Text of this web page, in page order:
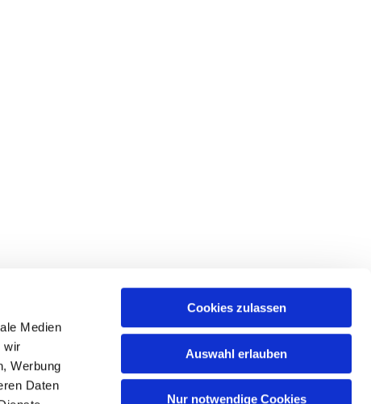
Medien
wir
Werbung
Daten
Cookies zulassen
Auswahl erlauben
Nur notwendige Cookies